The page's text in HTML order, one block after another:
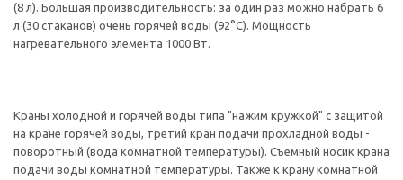
(8 л). Большая производительность: за один раз можно набрать 6
л (30 стаканов) очень горячей воды (92°С). Мощность
нагревательного элемента 1000 Вт.
Краны холодной и горячей воды типа "нажим кружкой" с защитой
на кране горячей воды, третий кран подачи прохладной воды -
поворотный (вода комнатной температуры). Съемный носик крана
подачи воды комнатной температуры. Также к крану комнатной